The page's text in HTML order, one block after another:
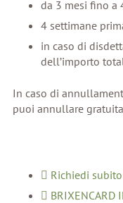
da 3 mesi fino a
4 settimane
in caso di
dell’importo
In caso di
puoi annullare
Richiedi subito
BRIXENCARD